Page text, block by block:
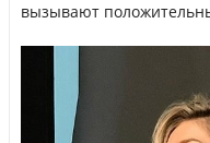
вызывают